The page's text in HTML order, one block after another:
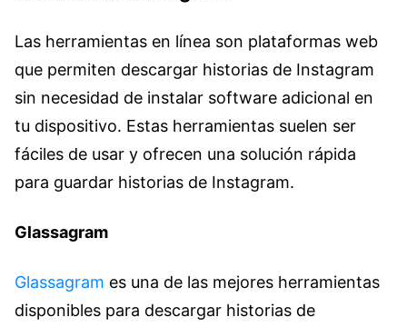
Las herramientas en línea son plataformas web
que permiten descargar historias de Instagram
sin necesidad de instalar software adicional en
tu dispositivo. Estas herramientas suelen ser
fáciles de usar y ofrecen una solución rápida
para guardar historias de Instagram.
Glassagram
Glassagram es una de las mejores herramientas
disponibles para descargar historias de